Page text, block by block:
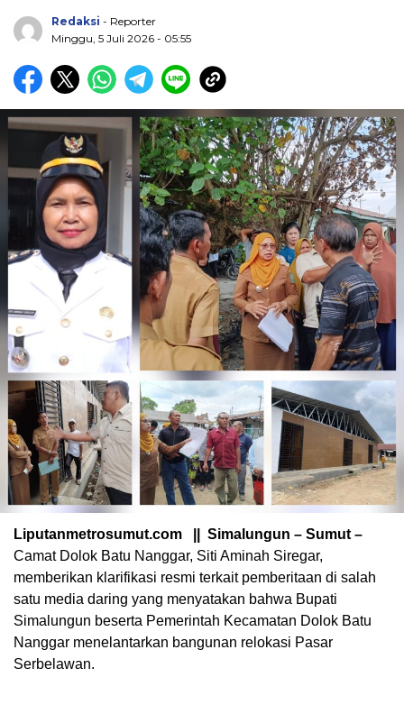
Redaksi - Reporter
Minggu, 5 Juli 2026 - 05:55
Liputanmetrosumut.com || Simalungun – Sumut –
Camat Dolok Batu Nanggar, Siti Aminah Siregar,
memberikan klarifikasi resmi terkait pemberitaan di salah
satu media daring yang menyatakan bahwa Bupati
Simalungun beserta Pemerintah Kecamatan Dolok Batu
Nanggar menelantarkan bangunan relokasi Pasar
Serbelawan.